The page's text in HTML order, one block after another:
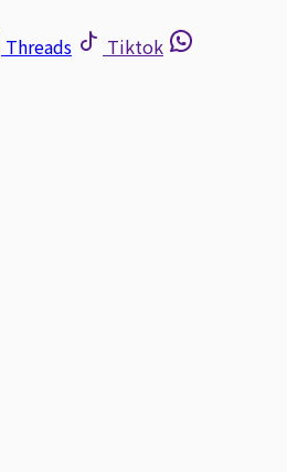
Threads
Tiktok